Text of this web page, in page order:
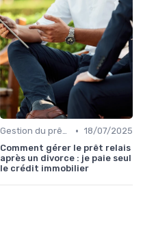
Gestion du prêt relais avec d'autres prêts • 18/07/2025
Comment gérer le prêt relais
après un divorce : je paie seul
le crédit immobilier